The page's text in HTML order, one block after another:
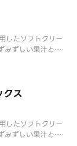
したソフトクリー
みずしい果汁と上
ス
したソフトクリー
みずしい果汁と上